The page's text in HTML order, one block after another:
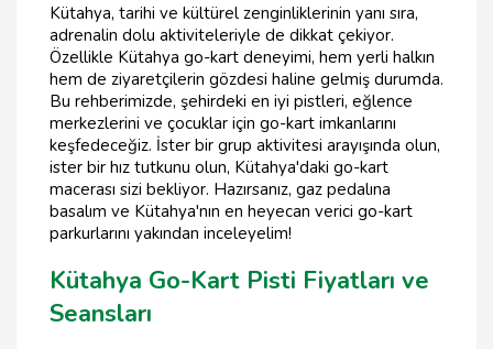
Kütahya, tarihi ve kültürel zenginliklerinin yanı sıra,
adrenalin dolu aktiviteleriyle de dikkat çekiyor.
Özellikle Kütahya go-kart deneyimi, hem yerli halkın
hem de ziyaretçilerin gözdesi haline gelmiş durumda.
Bu rehberimizde, şehirdeki en iyi pistleri, eğlence
merkezlerini ve çocuklar için go-kart imkanlarını
keşfedeceğiz. İster bir grup aktivitesi arayışında olun,
ister bir hız tutkunu olun, Kütahya'daki go-kart
macerası sizi bekliyor. Hazırsanız, gaz pedalına
basalım ve Kütahya'nın en heyecan verici go-kart
parkurlarını yakından inceleyelim!
Kütahya Go-Kart Pisti Fiyatları ve
Seansları